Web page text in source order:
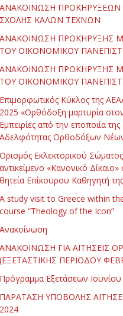
ΑΝΑΚΟΙΝΩΣΗ ΠΡΟΚΗΡΥΞΕΩΝ
ΣΧΟΛΗΣ ΚΑΛΩΝ ΤΕΧΝΩΝ
ΑΝΑΚΟΙΝΩΣΗ ΠΡΟΚΗΡΥΞΗΣ
ΤΟΥ ΟΙΚΟΝΟΜΙΚΟΥ
ΑΝΑΚΟΙΝΩΣΗ ΠΡΟΚΗΡΥΞΗΣ
ΤΟΥ ΟΙΚΟΝΟΜΙΚΟΥ
Επιμορφωτικός Κύκλος της
2025 «Ορθόδοξη μαρτυρία
Εμπειρίες από την εποποιία
Αδελφότητας Ορθοδόξων
Ορισμός Εκλεκτορικού
αντικείμενο «Κανονικό
θητεία Επίκουρου Καθηγητή
Α study visit to Greece within
course “Theology of the Icon”
Ανακοίνωση
ΑΝΑΚΟΙΝΩΣΗ ΓΙΑ ΑΙΤΗΣΕΙΣ
(ΕΞΕΤΑΣΤΙΚΗΣ ΠΕΡΙΟΔΟΥ
Πρόγραμμα Εξετάσεων
ΠΑΡΑΤΑΣΗ ΥΠΟΒΟΛΗΣ
2024